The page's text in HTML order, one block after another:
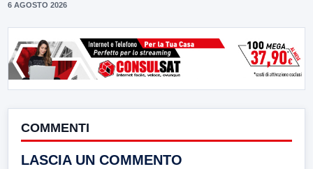
6 AGOSTO 2026
COMMENTI
LASCIA UN COMMENTO